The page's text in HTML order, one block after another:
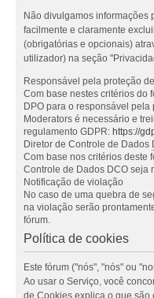
Não divulgamos informações
facilmente e claramente
(obrigatórias e opcionais)
utilizador) na seção
Responsável pela proteção
Com base nestes critérios do
DPO para o responsável pela
Moderators é necessário e
regulamento GDPR: https://
Diretor de Controle de Dados
Com base nos critérios deste
Controle de Dados DCO seja
Notificação de violação
No caso de uma quebra de
na violação serão
fórum.
Política de cookies
Este fórum ("nós", "nós" ou
Ao usar o Serviço, você
de Cookies explica o que são